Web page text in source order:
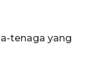
tenaga yang